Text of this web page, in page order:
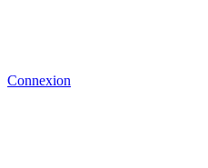
Connexion